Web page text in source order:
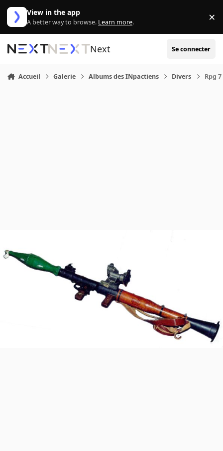
Aller au contenu
View in the app
A better way to browse. Learn more. ×
Next Se connecter
Accueil Galerie Albums des INpactiens Divers Rpg 7